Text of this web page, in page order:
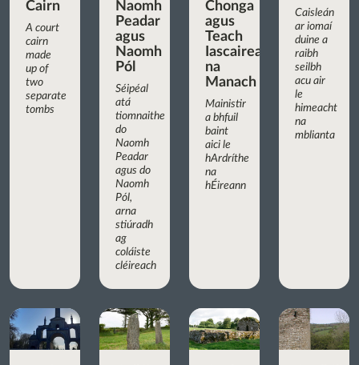
Cairn
A court
cairn
made
up of
two
separate
tombs
Naomh
Peadar
agus
Naomh
Pól
Séipéal
atá
tiomnaithe
do
Naomh
Peadar
agus do
Naomh
Pól,
arna
stiúradh
ag
coláiste
cléireach
Chonga
agus
Teach
Iascaireachta
na
Manach
Mainistir
a bhfuil
baint
aici le
hArdríthe
na
hÉireann
Caisleán
ar iomaí
duine a
raibh
seilbh
acu air
le
himeacht
na
mblianta